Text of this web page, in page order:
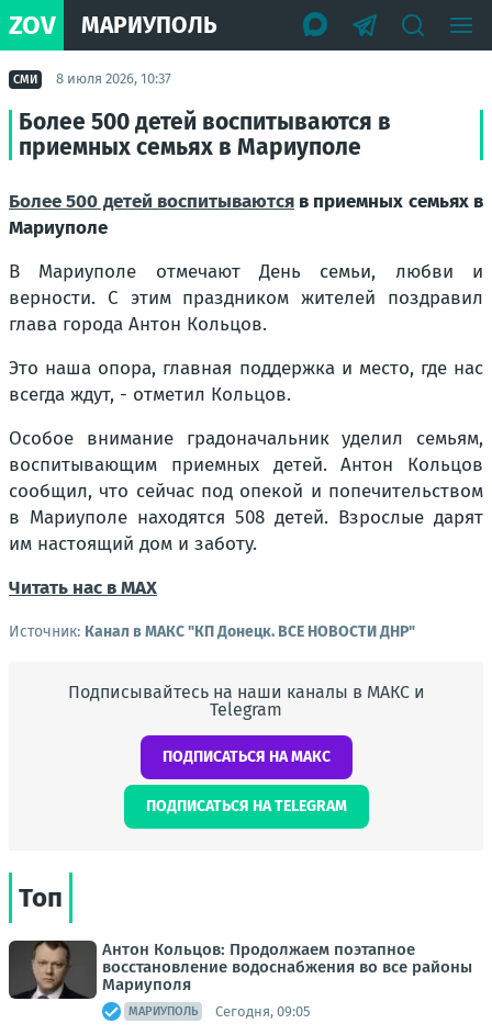
ZOV МАРИУПОЛЬ
СМИ 8 июля 2026, 10:37
Более 500 детей воспитываются в
приемных семьях в Мариуполе
Более 500 детей воспитываютсяв приемных семьях в
Мариуполе
В Мариуполе отмечают День семьи, любви и
верности. С этим праздником жителей поздравил
глава города Антон Кольцов.
Это наша опора, главная поддержка и место, где нас
всегда ждут, - отметил Кольцов.
Особое внимание градоначальник уделил семьям,
воспитывающим приемных детей. Антон Кольцов
сообщил, что сейчас под опекой и попечительством
в Мариуполе находятся 508 детей. Взрослые дарят
им настоящий дом и заботу.
Читать нас в МАХ
Источник: Канал в МАКС "КП Донeцк. ВСЕ НОВОСТИ ДНР"
Подписывайтесь на наши каналы в МАКС и
Telegram
ПОДПИСАТЬСЯ НА МАКС
ПОДПИСАТЬСЯ НА TELEGRAM
Топ
Антон Кольцов: Продолжаем поэтапное
восстановление водоснабжения во все районы
Мариуполя
МАРИУПОЛЬ Сегодня, 09:05